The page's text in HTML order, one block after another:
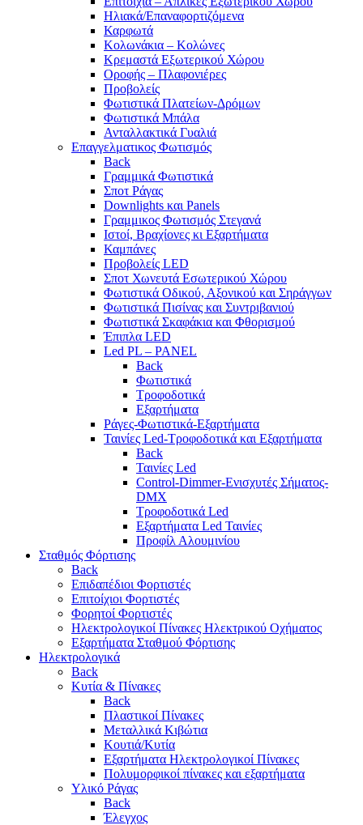
Ηλιακά/Επαναφορτιζόμενα
Καρφωτά
Κολωνάκια – Κολώνες
Κρεμαστά Εξωτερικού Χώρου
Οροφής – Πλαφονιέρες
Προβολείς
Φωτιστικά Πλατείων-Δρόμων
Φωτιστικά Μπάλα
Ανταλλακτικά Γυαλιά
Επαγγελματικος Φωτισμός
Back
Γραμμικά Φωτιστικά
Σποτ Ράγας
Downlights και Panels
Γραμμικος Φωτισμός Στεγανά
Ιστοί, Βραχίονες κι Εξαρτήματα
Καμπάνες
Προβολείς LED
Σποτ Χωνευτά Εσωτερικού Χώρου
Φωτιστικά Οδικού, Αξονικού και Σηράγγων
Φωτιστικά Πισίνας και Συντριβανιού
Φωτιστικά Σκαφάκια και Φθορισμού
Έπιπλα LED
Led PL – PANEL
Back
Φωτιστικά
Τροφοδοτικά
Εξαρτήματα
Ράγες-Φωτιστικά-Εξαρτήματα
Ταινίες Led-Τροφοδοτικά και Εξαρτήματα
Back
Ταινίες Led
Control-Dimmer-Ενισχυτές Σήματος-
DMX
Τροφοδοτικά Led
Εξαρτήματα Led Ταινίες
Προφίλ Αλουμινίου
Σταθμός Φόρτισης
Back
Επιδαπέδιοι Φορτιστές
Επιτoίχιοι Φορτιστές
Φορητοί Φορτιστές
Ηλεκτρολογικοί Πίνακες Ηλεκτρικού Οχήματος
Εξαρτήματα Σταθμού Φόρτισης
Ηλεκτρολογικά
Back
Κυτία & Πίνακες
Back
Πλαστικοί Πίνακες
Μεταλλικά Κιβώτια
Κουτιά/Κυτία
Εξαρτήματα Ηλεκτρολογικοί Πίνακες
Πολυμορφικοί πίνακες και εξαρτήματα
Υλικό Ράγας
Back
Έλεγχος